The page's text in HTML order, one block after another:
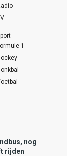
1
nog
rijden